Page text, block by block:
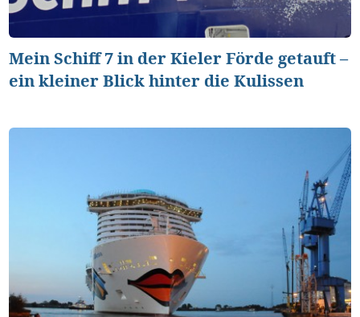
Mein Schiff 7 in der Kieler Förde getauft –
ein kleiner Blick hinter die Kulissen